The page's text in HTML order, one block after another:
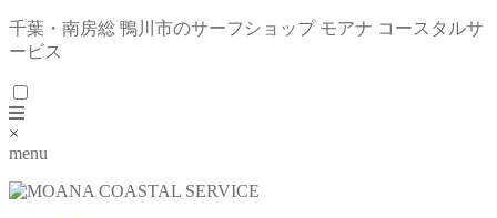
千葉・南房総 鴨川市のサーフショップ モアナ コースタルサ
ービス
×
menu